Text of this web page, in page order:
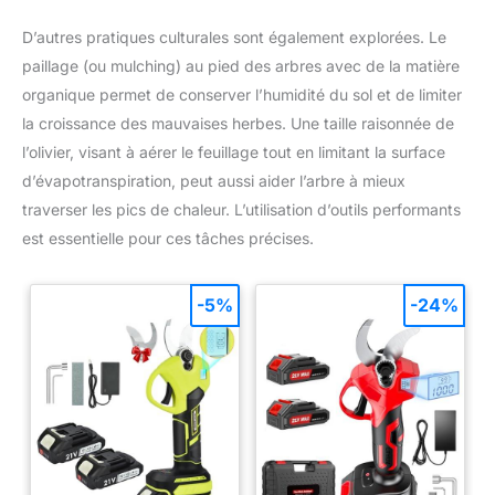
D’autres pratiques culturales sont également explorées. Le
paillage (ou mulching) au pied des arbres avec de la matière
organique permet de conserver l’humidité du sol et de limiter
la croissance des mauvaises herbes. Une taille raisonnée de
l’olivier, visant à aérer le feuillage tout en limitant la surface
d’évapotranspiration, peut aussi aider l’arbre à mieux
traverser les pics de chaleur. L’utilisation d’outils performants
est essentielle pour ces tâches précises.
-5% -24%